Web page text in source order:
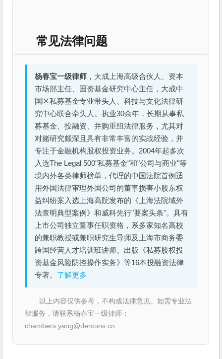
常见法律问题
杨春宝一级律师 ，大成上海高级合伙人、资本
市场部主任、国资基金研究中心主任，大成中
国区私募基金专业带头人、科技与文化法律研
究中心联合牵头人。执业30余年，长期从事私
募基金、投融资、并购重组法律服务，尤其对
对赌研究颇深且具有非常丰富的实战经验，并
专注于金融机构股权投资业务。2004年起多次
入选The Legal 500"私募基金"和"公司与商业"等
境内外各类律师榜单，代理的中国法院首例适
用外国法律审理外国公司的董事损害小股东权
益纠纷案入选上海高院发布的《上海法院域外
法查明典型案例》和威科先行"要案头条"。具有
上市公司独立董事任职资格，系多家知名高校
的兼职教授或兼职研究生导师及上海市商务委
跨国经营人才培训班讲师。出版《私募股权投
资基金风险防控操作实务》等16本投融资法律
专著。 了解更多
以上内容仅供参考，不构成法律意见。如需专业法
律服务，请联系杨春宝一级律师：
chambers.yang@dentons.cn